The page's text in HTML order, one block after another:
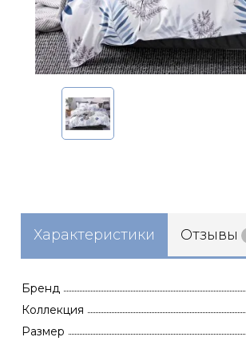
Характеристики Отзывы
Бренд
Коллекция
Размер